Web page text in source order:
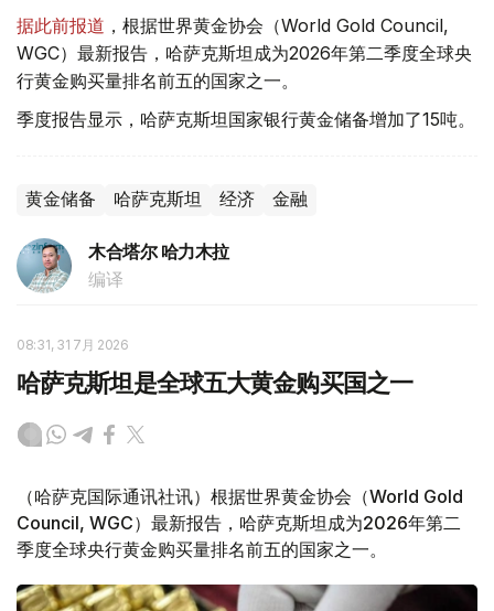
据此前报道 ，根据世界黄金协会（World Gold Council,
WGC）最新报告，哈萨克斯坦成为2026年第二季度全球央
行黄金购买量排名前五的国家之一。
季度报告显示，哈萨克斯坦国家银行黄金储备增加了15吨。
黄金储备 哈萨克斯坦 经济 金融
木合塔尔 哈力木拉
编译
08:31, 31 7月 2026
哈萨克斯坦是全球五大黄金购买国之一
（哈萨克国际通讯社讯）根据世界黄金协会（World Gold
Council, WGC）最新报告，哈萨克斯坦成为2026年第二
季度全球央行黄金购买量排名前五的国家之一。